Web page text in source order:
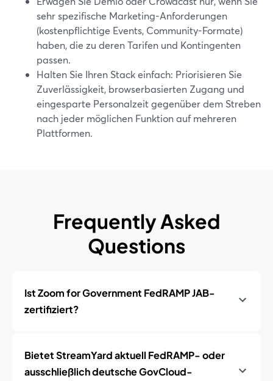
sehr spezifische Marketing-Anforderungen
(kostenpflichtige Events, Community-Formate)
haben, die zu deren Tarifen und Kontingenten
passen.
Halten Sie Ihren Stack einfach: Priorisieren Sie
Zuverlässigkeit, browserbasierten Zugang und
eingesparte Personalzeit gegenüber dem Streben
nach jeder möglichen Funktion auf mehreren
Plattformen.
Frequently Asked
Questions
Ist Zoom for Government FedRAMP JAB-
zertifiziert?
Bietet StreamYard aktuell FedRAMP- oder
ausschließlich deutsche GovCloud-